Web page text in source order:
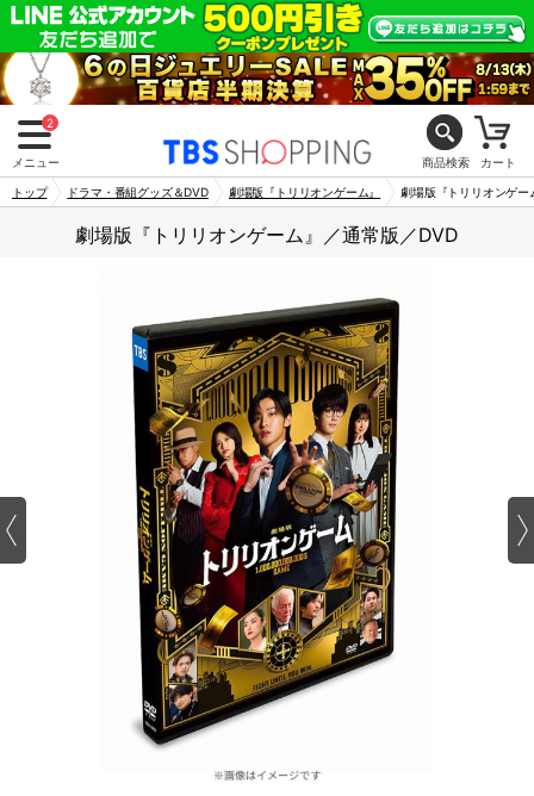
2
メニュー 商品検索 カート
トップ ドラマ・番組グッズ＆DVD 劇場版『トリリオンゲーム』 劇場版『トリリオンゲー
劇場版『トリリオンゲーム』／通常版／DVD